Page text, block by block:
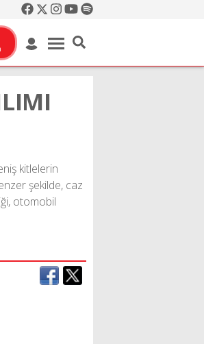
kitlelerin
şekilde, caz
otomobil